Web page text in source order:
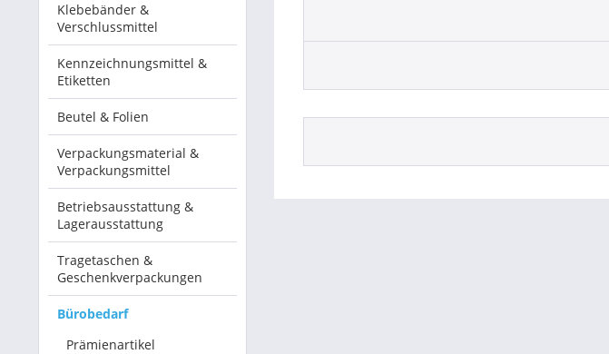
Beutel & Folien
Verpackungsmaterial & Verpackungsmittel
Betriebsausstattung & Lagerausstattung
Tragetaschen & Geschenkverpackungen
Bürobedarf
SALE %
Klebebänder &
Verschlussmittel
Kennzeichnungsmittel &
Etiketten
Beutel & Folien
Verpackungsmaterial &
Verpackungsmittel
Betriebsausstattung &
Lagerausstattung
Tragetaschen &
Geschenkverpackungen
Bürobedarf
Prämienartikel